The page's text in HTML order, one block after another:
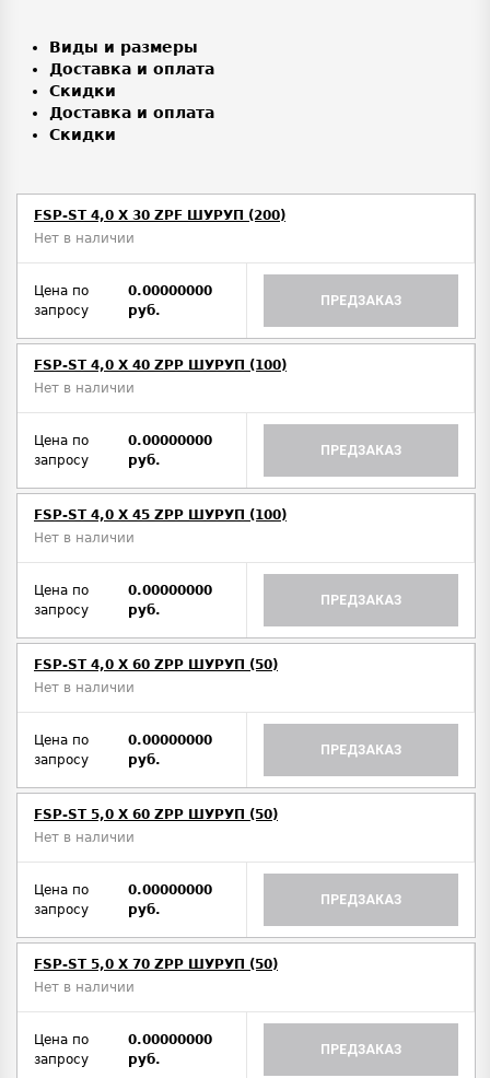
Виды и размеры
Доставка и оплата
Скидки
Доставка и оплата
Скидки
FSP-ST 4,0 X 30 ZPF ШУРУП (200)
Нет в наличии
Цена по
запросу
0.00000000
руб.
ПРЕДЗАКАЗ
FSP-ST 4,0 X 40 ZPP ШУРУП (100)
Нет в наличии
Цена по
запросу
0.00000000
руб.
ПРЕДЗАКАЗ
FSP-ST 4,0 X 45 ZPP ШУРУП (100)
Нет в наличии
Цена по
запросу
0.00000000
руб.
ПРЕДЗАКАЗ
FSP-ST 4,0 X 60 ZPP ШУРУП (50)
Нет в наличии
Цена по
запросу
0.00000000
руб.
ПРЕДЗАКАЗ
FSP-ST 5,0 X 60 ZPP ШУРУП (50)
Нет в наличии
Цена по
запросу
0.00000000
руб.
ПРЕДЗАКАЗ
FSP-ST 5,0 X 70 ZPP ШУРУП (50)
Нет в наличии
Цена по
запросу
0.00000000
руб.
ПРЕДЗАКАЗ